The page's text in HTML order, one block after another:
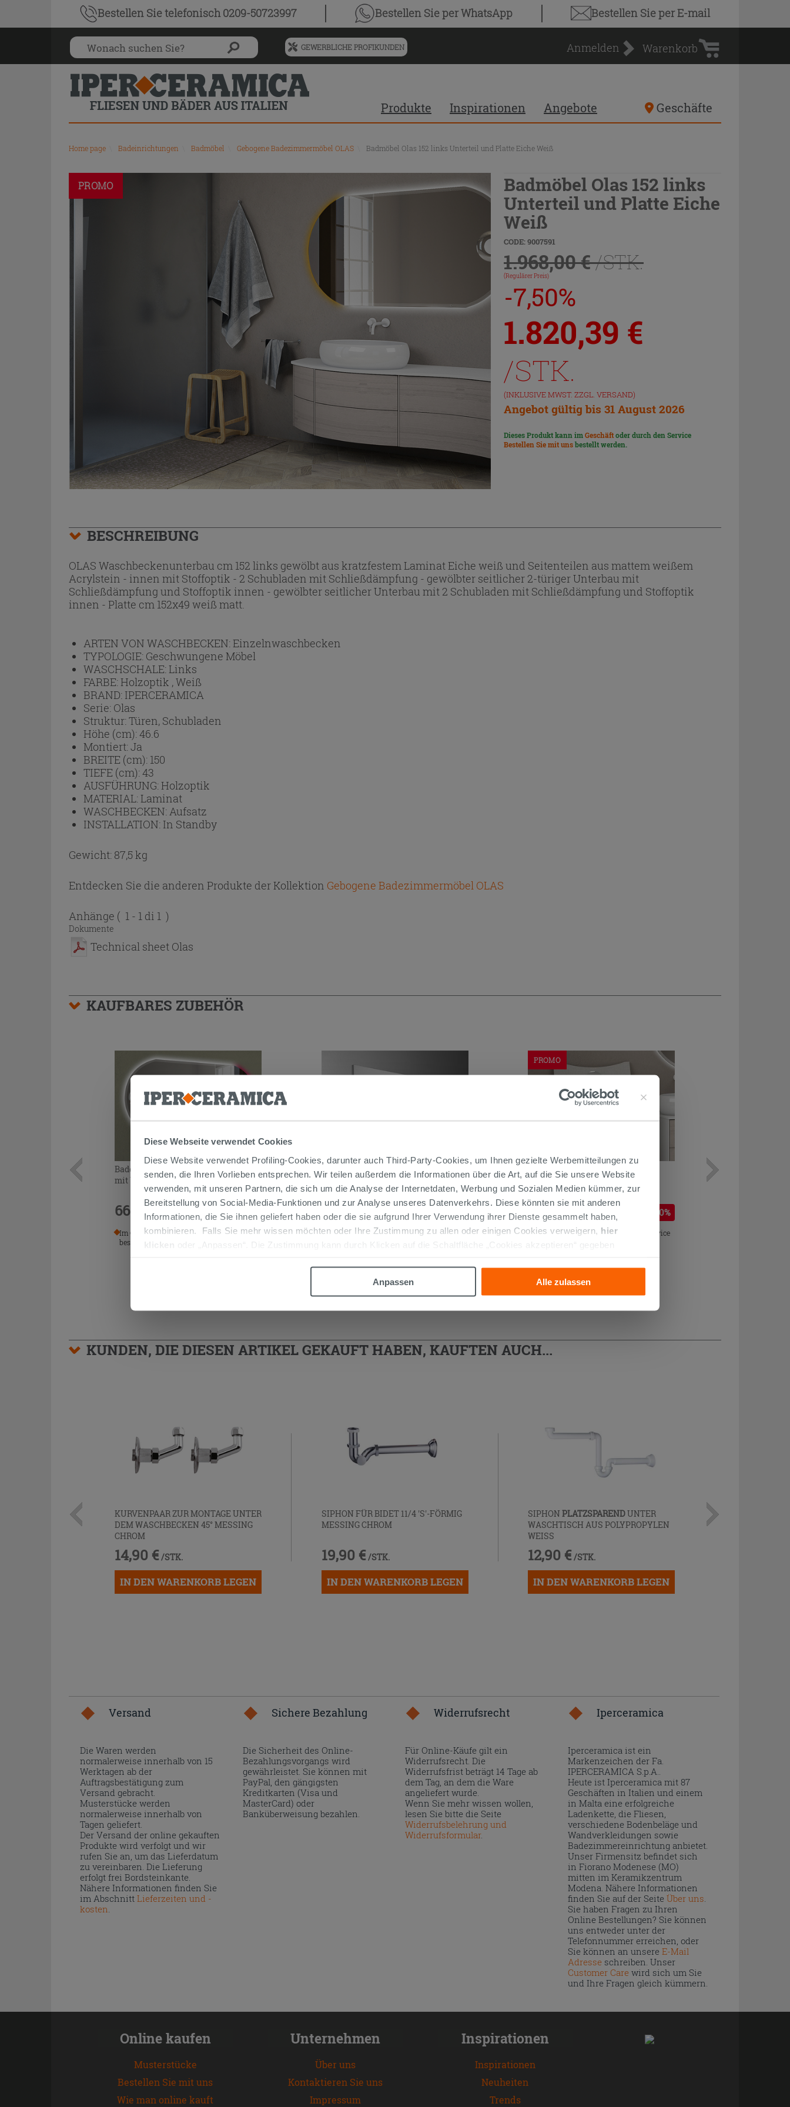
Diese Webseite verwendet Cookies
Diese Website verwendet Profiling-Cookies, darunter auch Third-Party-Cookies, um Ihnen gezielte Werbemitteilungen zu
senden, die Ihren Vorlieben entsprechen. Wir teilen außerdem die Informationen über die Art, auf die Sie unsere Website
verwenden, mit unseren Partnern, die sich um die Analyse der Internetdaten, Werbung und Sozialen Medien kümmer, zur
Bereitstellung von Social-Media-Funktionen und zur Analyse unseres Datenverkehrs. Diese könnten sie mit anderen
Informationen, die Sie ihnen geliefert haben oder die sie aufgrund Ihrer Verwendung ihrer Dienste gesammelt haben,
kombinieren. Falls Sie mehr wissen möchten oder Ihre Zustimmung zu allen oder einigen Cookies verweigern, hier
klicken
oder „Anpassen“. Die Zustimmung kann durch Klicken auf die Schaltfläche „Cookies akzeptieren“ gegeben
Anpassen
Alle zulassen
Bestellen Sietelefonisch 0209-50723997 Bestellen Sieper WhatsApp Bestellen Sieper E-mail
Menü
für
vorgeschlagenen
Siteinhalt
und
Suchprotokoll
GEWERBLICHE PROFIKUNDEN Anmelden
Warenkorb
Warenkorb
Produkte Inspirationen Angebote Geschäfte
Home page Badeinrichtungen Badmöbel Gebogene Badezimmermöbel OLAS Badmöbel Olas 152 links Unterteil und Platte Eiche Weiß
PROMO
Badmöbel Olas 152 links
Unterteil und Platte Eiche
Weiß
CODE: 9007591
1.968,00 €/STK.
(Regulärer Preis)
-7,50%
1.820,39 €
/STK.
(INKLUSIVE MWST. ZZGL. VERSAND)
Angebot gültig bis 31 August 2026
Dieses Produkt kann imGeschäftoder durch den Service
Bestellen Sie mit unsbestellt werden.
BESCHREIBUNG
OLAS Waschbeckenunterbau cm 152 links gewölbt aus kratzfestem Laminat Eiche weiß und Seitenteilen aus mattem weißem
Acrylstein - innen mit Stoffoptik - 2 Schubladen mit Schließdämpfung - gewölbter seitlicher 2-türiger Unterbau mit
Schließdämpfung und Stoffoptik innen - gewölbter seitlicher Unterbau mit 2 Schubladen mit Schließdämpfung und Stoffoptik
innen - Platte cm 152x49 weiß matt.
ARTEN VON WASCHBECKEN:Einzelnwaschbecken
TYPOLOGIE: Geschwungene Möbel
WASCHSCHALE:Links
FARBE:Holzoptik , Weiß
BRAND: IPERCERAMICA
Serie: Olas
Struktur:Türen, Schubladen
Höhe (cm):46.6
Montiert:Ja
BREITE (cm): 150
TIEFE (cm):43
AUSFÜHRUNG:Holzoptik
MATERIAL:Laminat
WASCHBECKEN:Aufsatz
INSTALLATION: In Standby
Gewicht: 87,5 kg
Entdecken Sie die anderen Produkte der Kollektion Gebogene Badezimmermöbel OLAS
Anhänge ( 1 - 1 di 1 )
Dokumente
Technical sheet Olas
KAUFBARES ZUBEHÖR
Badezimmerspiegel Olas LED RGB
mit Vergrößerungsspiegel 150X80 cm
666,00 € /STK.
Im Geschäft oder über den Kundenservice
bestellbar
Badspiegel Dally LED 140H60 18,7W
mit Touch
352,90 € /STK.
IN DEN WARENKORB LEGEN
PROMO
Schmuckkasten mit Schubladen
Olas Eiche Weiß
768,67 € /STK. -7,50%
Im Geschäft oder über den Kundenservice
bestellbar
KUNDEN, DIE DIESEN ARTIKEL GEKAUFT HABEN, KAUFTEN AUCH...
KURVENPAAR ZUR MONTAGE UNTER
DEM WASCHBECKEN 45° MESSING
CHROM
14,90 € /STK.
IN DEN WARENKORB LEGEN
SIPHON FÜR BIDET 11/4 'S'-FÖRMIG
MESSING CHROM
19,90 € /STK.
IN DEN WARENKORB LEGEN
SIPHONPLATZSPARENDUNTER
WASCHTISCH AUS POLYPROPYLEN
WEISS
12,90 € /STK.
IN DEN WARENKORB LEGEN
Versand
Die Waren werden
normalerweise innerhalb von 15
Werktagen ab der
Auftragsbestätigung zum
Versand gebracht.
Musterstücke werden
normalerweise innerhalb von
Tagen geliefert.
Der Versand der online gekauften
Produkte wird verfolgt und wir
rufen Sie an, um das Lieferdatum
zu vereinbaren. Die Lieferung
erfolgt frei Bordsteinkante.
Nähere Informationen finden Sie
im Abschnitt Lieferzeiten und -
kosten.
Sichere Bezahlung
Die Sicherheit des Online-
Bezahlungsvorgangs wird
gewährleistet. Sie können mit
PayPal, den gängigsten
Kreditkarten (Visa und
MasterCard) oder
Banküberweisung bezahlen.
Widerrufsrecht
Für Online-Käufe gilt ein
Widerrufsrecht. Die
Widerrufsfrist beträgt 14 Tage ab
dem Tag, an dem die Ware
angeliefert wurde.
Wenn Sie mehr wissen wollen,
lesen Sie bitte die Seite
Widerrufsbelehrung und
Widerrufsformular.
Iperceramica
Iperceramica ist ein
Markenzeichen der Fa.
IPERCERAMICA S.p.A..
Heute ist Iperceramica mit 87
Geschäften in Italien und einem
in Malta eine erfolgreiche
Ladenkette, die Fliesen,
verschiedene Bodenbeläge und
Wandverkleidungen sowie
Badezimmereinrichtung anbietet.
Unser Firmensitz befindet sich
in Fiorano Modenese (MO)
mitten im Keramikzentrum
Modena. Nähere Informationen
finden Sie auf der Seite Über uns.
Sie haben Fragen zu Ihren
Online Bestellungen? Sie können
uns entweder unter der
Telefonnummer erreichen, oder
Sie können an unsere E-Mail
Adresseschreiben. Unser
Customer Carewird sich um Sie
und Ihre Fragen gleich kümmern.
Online kaufen
Musterstücke
Bestellen Sie mit uns
Wie man online kauft
Unternehmen
Über uns
Kontaktieren Sie uns
Impressum
Inspirationen
Inspirationen
Neuheiten
Trends